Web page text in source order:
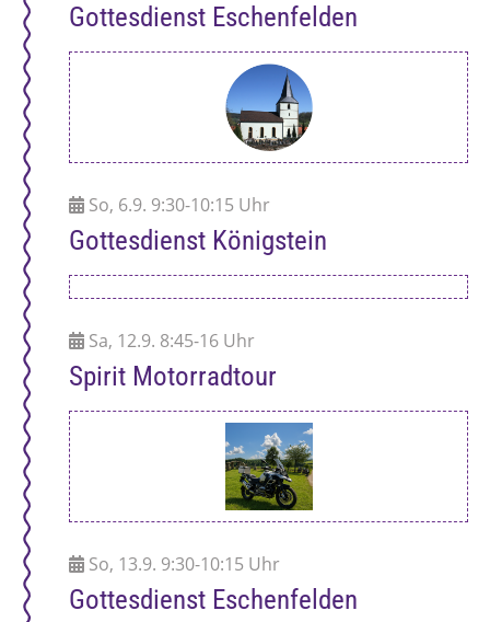
Gottesdienst Eschenfelden
So, 6.9. 9:30-10:15 Uhr
Gottesdienst Königstein
Sa, 12.9. 8:45-16 Uhr
Spirit Motorradtour
So, 13.9. 9:30-10:15 Uhr
Gottesdienst Eschenfelden